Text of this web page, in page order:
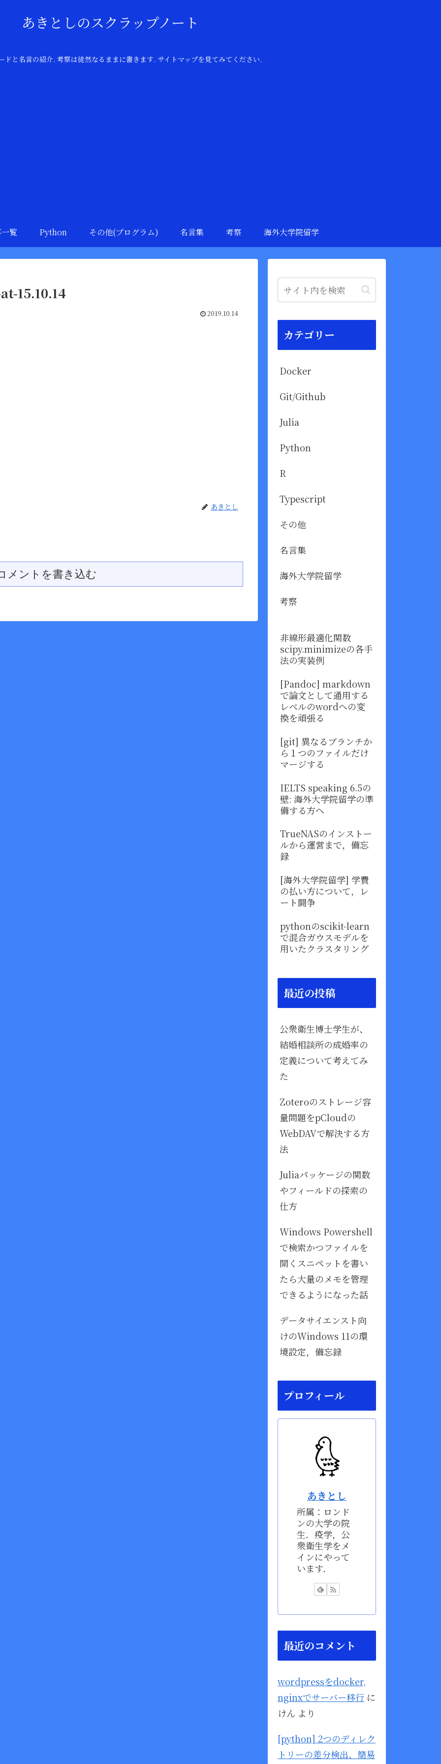
あきとしのスクラップノート
と名言の紹介. 考察は徒然なるままに書きます. サイトマップを見てみてください.
覧 Python その他(プログラム) 名言集 考察 海外大学院留学
15.10.14
2019.10.14
あきとし
メントを書き込む
カテゴリー
Docker
Git/Github
Julia
Python
R
Typescript
その他
名言集
海外大学院留学
考察
非線形最適化関数
scipy.minimizeの各手
法の実装例
[Pandoc] markdown
で論文として通用する
レベルのwordへの変
換を頑張る
[git] 異なるブランチか
ら１つのファイルだけ
マージする
IELTS speaking 6.5の
壁: 海外大学院留学の準
備する方へ
TrueNASのインストー
ルから運営まで，備忘
録
[海外大学院留学] 学費
の払い方について，レ
ート闘争
pythonのscikit-learn
で混合ガウスモデルを
用いたクラスタリング
最近の投稿
公衆衛生博士学生が、
結婚相談所の成婚率の
定義について考えてみ
た
Zoteroのストレージ容
量問題をpCloudの
WebDAVで解決する方
法
Juliaパッケージの関数
やフィールドの探索の
仕方
Windows Powershell
で検索かつファイルを
開くスニペットを書い
たら大量のメモを管理
できるようになった話
データサイエンスト向
けのWindows 11の環
境設定，備忘録
プロフィール
あきとし
所属：ロンド
ンの大学の院
生．疫学，公
衆衛生学をメ
インにやって
います．
最近のコメント
wordpressをdocker,
nginxでサーバー移行 に
けん より
[python] 2つのディレク
トリーの差分検出、簡易